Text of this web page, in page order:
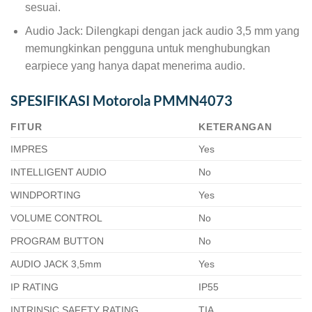
sesuai.
Audio Jack: Dilengkapi dengan jack audio 3,5 mm yang
memungkinkan pengguna untuk menghubungkan
earpiece yang hanya dapat menerima audio.
SPESIFIKASI Motorola PMMN4073
FITUR
KETERANGAN
IMPRES
Yes
INTELLIGENT AUDIO No
WINDPORTING Yes
VOLUME CONTROL No
PROGRAM BUTTON No
AUDIO JACK 3,5mm Yes
IP RATING IP55